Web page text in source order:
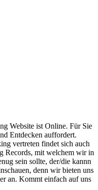
Website ist Online. Für Sie
Entdecken auffordert.
vertreten findet sich auch
Records, mit welchem wir in
sein sollte, der/die kannn
denn wir bieten uns
an. Kommt einfach auf uns